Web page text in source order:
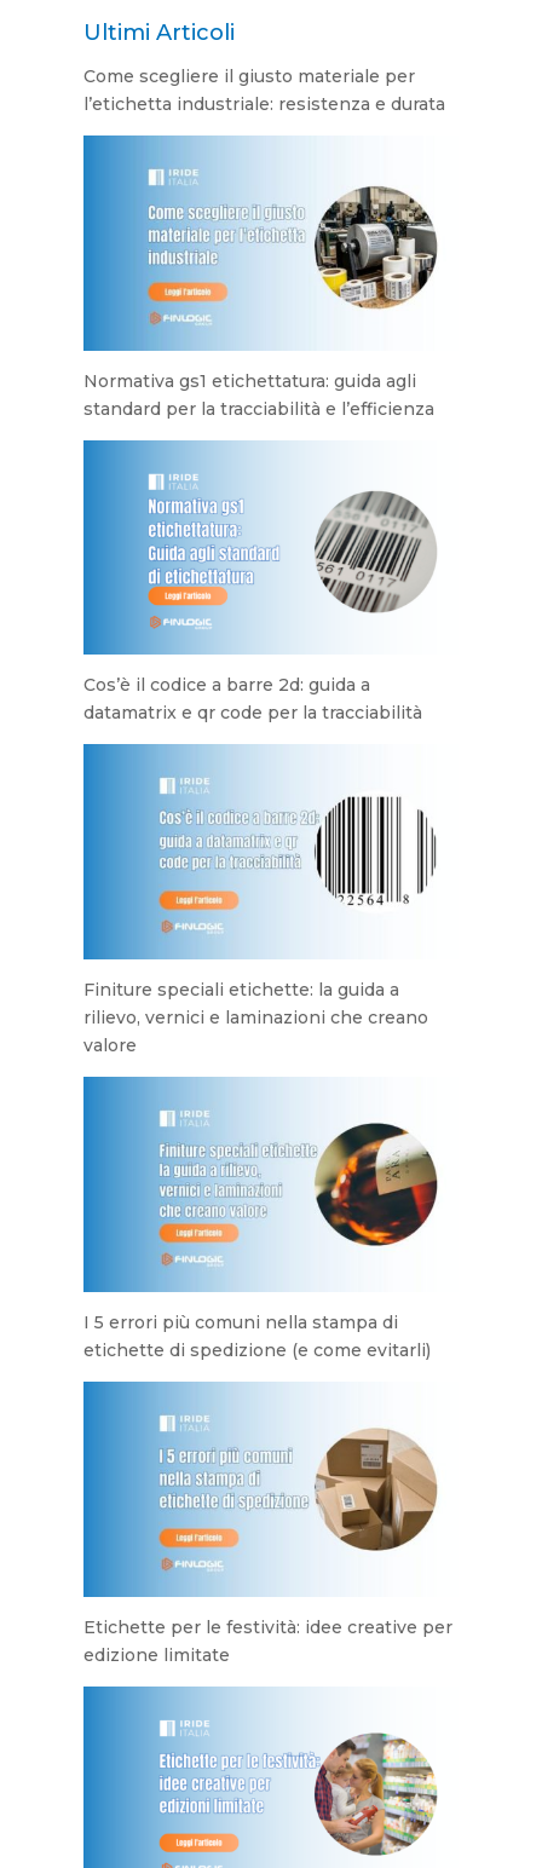
Ultimi Articoli
Come scegliere il giusto materiale per
l’etichetta industriale: resistenza e durata
Normativa gs1 etichettatura: guida agli
standard per la tracciabilità e l’efficienza
Cos’è il codice a barre 2d: guida a
datamatrix e qr code per la tracciabilità
Finiture speciali etichette: la guida a
rilievo, vernici e laminazioni che creano
valore
I 5 errori più comuni nella stampa di
etichette di spedizione (e come evitarli)
Etichette per le festività: idee creative per
edizione limitate